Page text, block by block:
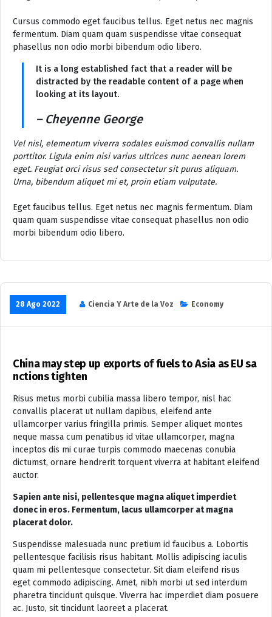
Cursus commodo eget faucibus tellus. Eget netus nec magnis
fermentum. Diam quam quam suspendisse vitae consequat
phasellus non odio morbi bibendum odio libero.
It is a long established fact that a reader will be
distracted by the readable content of a page when
looking at its layout.
– Cheyenne George
Vel nisl, elementum viverra sodales euismod convallis nullam
porttitor. Ligula enim nisi varius ultrices nunc aenean lorem
eget. Feugiat orci risus sed consectetur sit purus aliquam.
Urna, bibendum aliquet mi et, proin etiam vulputate.
Eget faucibus tellus. Eget netus nec magnis fermentum. Diam
quam quam suspendisse vitae consequat phasellus non odio
morbi bibendum odio libero.
28 Ago 2022 Ciencia Y Arte de la Voz Economy
China may step up exports of fuels to Asia as EU sa
nctions tighten
Risus metus morbi cubilia massa libero tempor, nisl hac
convallis placerat ut nullam dapibus, eleifend ante
ullamcorper varius fringilla primis. Semper aliquet montes
neque massa cum penatibus id vitae ullamcorper, magna
inceptos dis mi curae turpis commodo maecenas conubia
dictumst, ornare hendrerit torquent viverra at habitant eleifend
auctor.
Sapien ante nisi, pellentesque magna aliquet imperdiet
donec in eros. Fermentum, lacus ullamcorper at magna
placerat dolor.
Suspendisse malesuada nunc pretium id faucibus a. Lobortis
pellentesque facilisis risus habitant. Mollis adipiscing iaculis
quam mi pellentesque consectetur. Sit diam eleifend risus
eget commodo adipiscing. Amet, nibh morbi ut sed interdum
pharetra tincidunt quisque. Viverra hac imperdiet diam posuere
ac. Justo, sit tincidunt laoreet a placerat.